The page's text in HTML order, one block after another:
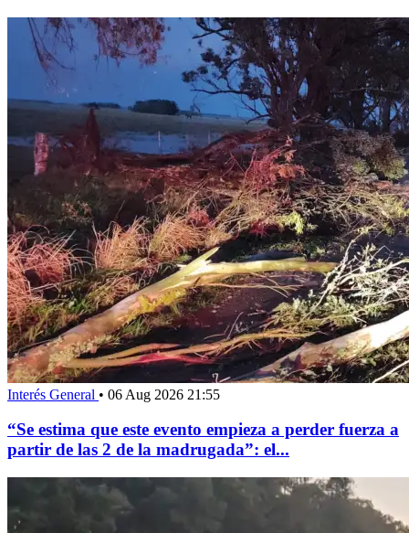
Interés General • 06 Aug 2026 21:55
“Se estima que este evento empieza a perder fuerza a
partir de las 2 de la madrugada”: el...